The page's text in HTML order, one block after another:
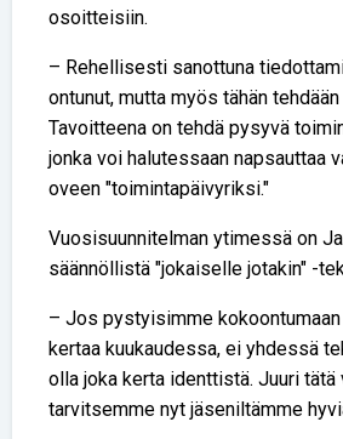
osoitteisiin.
– Rehellisesti sanottuna
ontunut, mutta myös tähän
Tavoitteena on tehdä pysyvä
jonka voi halutessaan napsauttaa
oveen "toimintapäivyriksi."
Vuosisuunnitelman ytimessä on
säännöllistä "jokaiselle jotakin" -
– Jos pystyisimme
kertaa kuukaudessa, ei yhdessä
olla joka kerta identtistä. Juuri tätä
tarvitsemme nyt jäseniltämme